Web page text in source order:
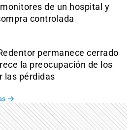
de un hospital y
controlada
permanece cerrado
la preocupación de los
las pérdidas